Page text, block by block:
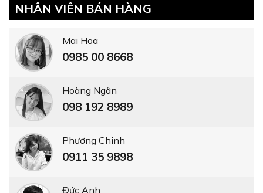
NHÂN VIÊN BÁN HÀNG
Mai Hoa
0985 00 8668
Hoàng Ngân
098 192 8989
Phương Chinh
0911 35 9898
Đức Anh